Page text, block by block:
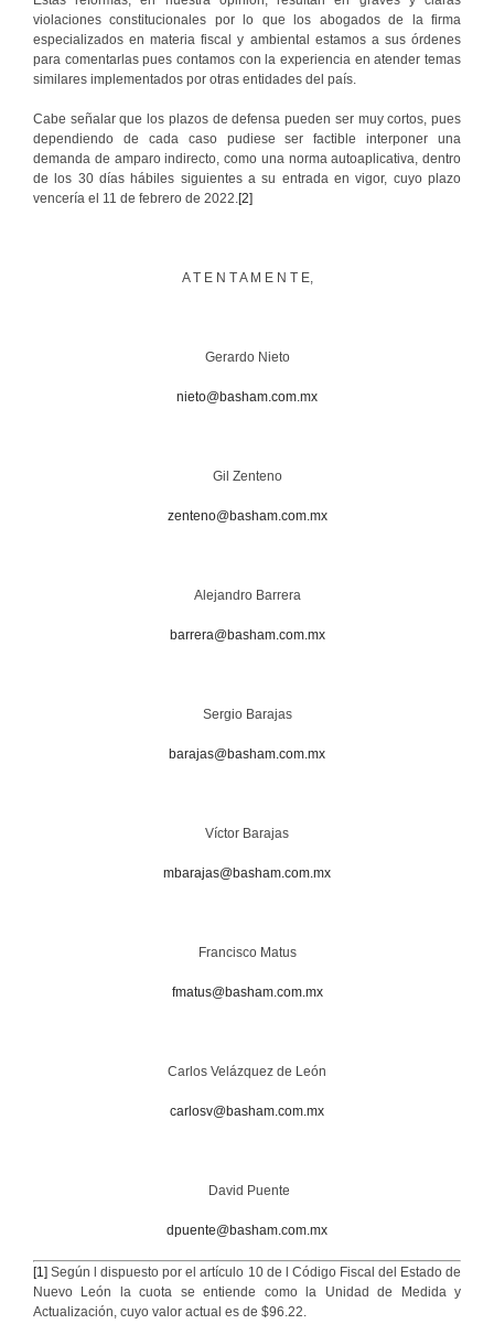
violaciones constitucionales por lo que los abogados de la firma
especializados en materia fiscal y ambiental estamos a sus órdenes
para comentarlas pues contamos con la experiencia en atender temas
similares implementados por otras entidades del país.
Cabe señalar que los plazos de defensa pueden ser muy cortos, pues
dependiendo de cada caso pudiese ser factible interponer una
demanda de amparo indirecto, como una norma autoaplicativa, dentro
de los 30 días hábiles siguientes a su entrada en vigor, cuyo plazo
vencería el 11 de febrero de 2022. [2]
A T E N T A M E N T E,
Gerardo Nieto
nieto@basham.com.mx
Gil Zenteno
zenteno@basham.com.mx
Alejandro Barrera
barrera@basham.com.mx
Sergio Barajas
barajas@basham.com.mx
Víctor Barajas
mbarajas@basham.com.mx
Francisco Matus
fmatus@basham.com.mx
Carlos Velázquez de León
carlosv@basham.com.mx
David Puente
dpuente@basham.com.mx
[1] Según l dispuesto por el artículo 10 de l Código Fiscal del Estado de
Nuevo León la cuota se entiende como la Unidad de Medida y
Actualización, cuyo valor actual es de $96.22.